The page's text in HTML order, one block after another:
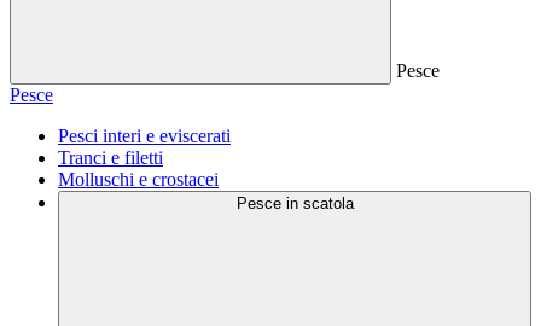
Pesce
Pesce
Pesci interi e eviscerati
Tranci e filetti
Molluschi e crostacei
Pesce in scatola